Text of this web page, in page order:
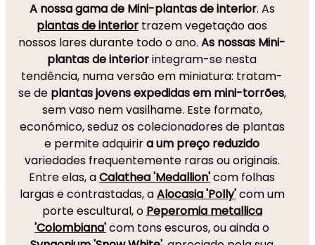
A nossa gama de Mini-plantas de interior. As
plantas de interior trazem vegetação aos
nossos lares durante todo o ano. As nossas Mini-
plantas de interiorintegram-se nesta
tendência, numa versão em miniatura: tratam-
se de plantas jovensexpedidas em mini-torrões,
sem vaso nem vasilhame. Este formato,
económico, seduz os colecionadores de plantas
e permite adquirira um preço reduzido
variedades frequentemente raras ou originais.
Entre elas, aCalathea 'Medallion'com folhas
largas e contrastadas, aAlocasia 'Polly'com um
porte escultural, o Peperomia metallica
'Colombiana'com tons escuros, ou ainda o